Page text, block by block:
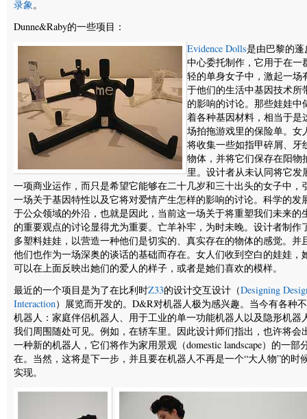
录象。
Dunne&Raby的一些项目：
Evidence Dolls是由巴黎的蓬
中心委托制作，它用于在一
轻的单身女子中，激起一场
于他们的生活中基因技术所
的影响的讨论。那些娃娃中
着各种基因材料，相当于是
场拍拖游戏里的保险单。女
将收集一些如指甲碎屑、牙
物体，并将它们保存在阳物
里。设计者从未认同将它发
一项商业运作，而只是希望它能够在二十几岁和三十出头的女子中，
一场关于基因特性以及它将对爱情产生怎样的影响的讨论。科学的发
于公众领域的外沿，也就是因此，当前这一场关于将重塑我们未来的
的重要观点的讨论显得尤为重要。亡羊补牢，为时未晚。设计者制作
多塑料娃娃，以营造一种他们是切实的、真实存在的物体的感觉。并
他们也作为一场深奥的谈话的基础而存在。女人们收到空白的娃娃，
可以在上面反映出她们的爱人的样子，或者是她们喜欢的模样。
最近的一个项目是为了在比利时Z33的设计交互设计（Designing
Interaction）展览而开发的。D&R对机器人极为感兴趣。当今有各种
机器人：家庭伴侣机器人、用于工业的单一功能机器人以及隐形机器
我们周围随处可见。例如，在轿车里。因此设计师们指出，也许将会
一种新的机器人，它们将作为家用景观（domestic landscape）的一部
在。当然，这将是下一步，并且要在机器人不再是一个“大人物”的时
实现。